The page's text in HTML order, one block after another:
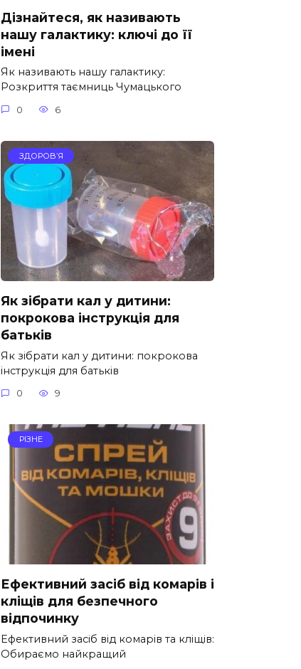
Дізнайтеся, як називають
нашу галактику: ключі до її
імені
Як називають нашу галактику:
Розкриття таємниць Чумацького
0 6
ЗДОРОВ’Я
Як зібрати кал у дитини:
покрокова інструкція для
батьків
Як зібрати кал у дитини: покрокова
інструкція для батьків
0 9
РІЗНЕ
Ефективний засіб від комарів і
кліщів для безпечного
відпочинку
Ефективний засіб від комарів та кліщів:
Обираємо найкращий